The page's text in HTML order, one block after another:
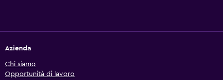
Azienda
Chi siamo
Opportunità di lavoro